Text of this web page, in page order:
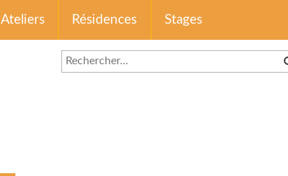
Ateliers Résidences Stages